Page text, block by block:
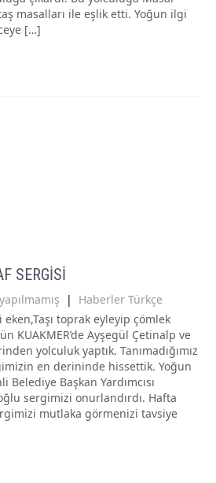
masalları ile eşlik etti. Yoğun ilgi
[…]
SERGİSİ
| Haberler Türkçe
toprak eyleyip çömlek
KUAKMER’de Ayşegül Çetinalp ve
yolculuk yaptık. Tanımadığımız
en derininde hissettik. Yoğun
Belediye Başkan Yardımcısı
sergimizi onurlandırdı. Hafta
mutlaka görmenizi tavsiye